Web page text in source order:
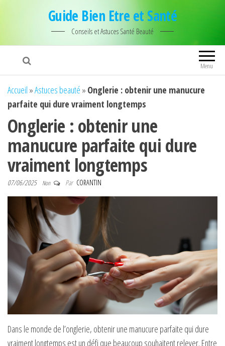
Guide Bien Etre et Santé
Conseils et Astuces Santé Beauté
Menu
Accueil »Astuces beauté » Onglerie : obtenir une manucure
parfaite qui dure vraiment longtemps
Onglerie : obtenir une
manucure parfaite qui dure
vraiment longtemps
07/06/2025 Non Par CORANTIN
Dans le monde de l’onglerie, obtenir une manucure parfaite qui dure
vraiment longtemps est un défi que beaucoup souhaitent relever. Entre